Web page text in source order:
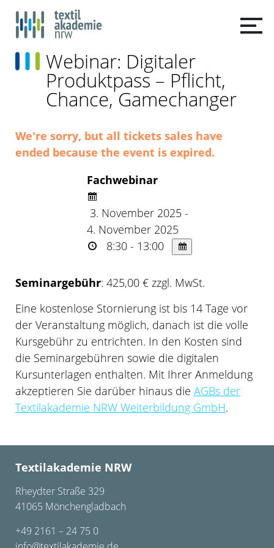
Webinar: Digitaler
Produktpass – Pflicht,
Chance, Gamechanger
We're sorry, but all tickets sales have
ended because the event is expired.
Fachwebinar
3. November 2025 -
4. November 2025
8:30 - 13:00
Seminargebühr: 425,00 € zzgl. MwSt.
Eine kostenlose Stornierung ist bis 14 Tage vor
der Veranstaltung möglich, danach ist die volle
Kursgebühr zu entrichten. In den Kosten sind
die Seminargebühren sowie die digitalen
Kursunterlagen enthalten. Mit Ihrer Anmeldung
akzeptieren Sie darüber hinaus die AGBs der
Textilakademie NRW Weiterbildung GmbH.
Textilakademie NRW
Rheydter Straße 329
41065 Mönchengladbach
+49 2161 – 24 75 0